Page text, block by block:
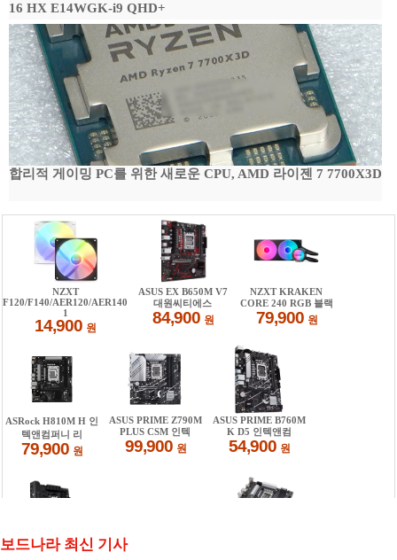
16 HX E14WGK-i9 QHD+
합리적 게이밍 PC를 위한 새로운 CPU, AMD 라이젠 7 7700X3D
보드나라 최신 기사